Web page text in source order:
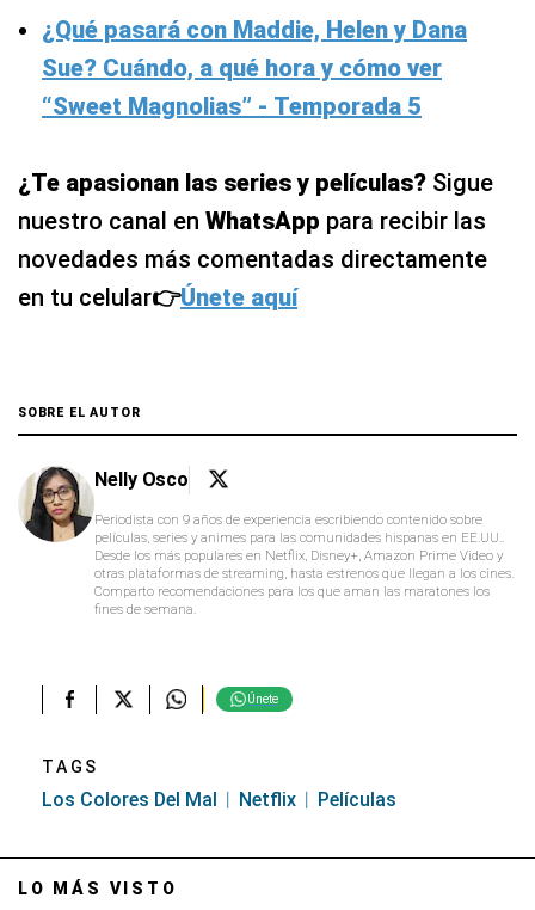
¿Qué pasará con Maddie, Helen y Dana
Sue? Cuándo, a qué hora y cómo ver
“Sweet Magnolias” - Temporada 5
¿Te apasionan las series y películas? Sigue
nuestro canal en WhatsApp para recibir las
novedades más comentadas directamente
en tu celular👉Únete aquí
SOBRE EL AUTOR
Nelly Osco
Periodista con 9 años de experiencia escribiendo contenido sobre
películas, series y animes para las comunidades hispanas en EE.UU..
Desde los más populares en Netflix, Disney+, Amazon Prime Video y
otras plataformas de streaming, hasta estrenos que llegan a los cines.
Comparto recomendaciones para los que aman las maratones los
fines de semana.
Únete
TAGS
Los Colores Del Mal Netflix Películas
LO MÁS VISTO